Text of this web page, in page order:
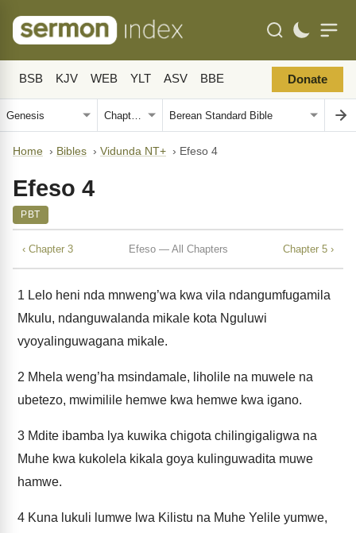
BSB KJV WEB YLT ASV BBE Donate
Home › Bibles › Vidunda NT+ › Efeso 4
Efeso 4
PBT
‹ Chapter 3 Efeso — All Chapters Chapter 5 ›
1 Lelo heni nda mnweng’wa kwa vila ndangumfugamila
Mkulu, ndanguwalanda mikale kota Nguluwi
vyoyalinguwagana mikale.
2 Mhela weng’ha msindamale, liholile na muwele na
ubetezo, mwimilile hemwe kwa hemwe kwa igano.
3 Mdite ibamba lya kuwika chigota chilingigaligwa na
Muhe kwa kukolela kikala goya kulinguwadita muwe
hamwe.
4 Kuna lukuli lumwe lwa Kilistu na Muhe Yelile yumwe,